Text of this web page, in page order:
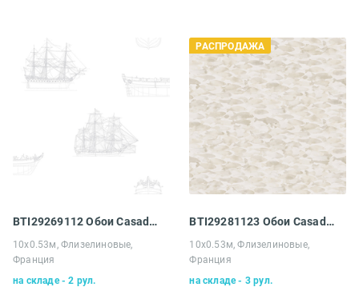
BTI29269112 Обои Casadeco Baltic
10х0.53м, Флизелиновые,
Франция
на складе - 2 рул.
РАСПРОДАЖА
BTI29281123 Обои Casadeco Baltic
10х0.53м, Флизелиновые,
Франция
на складе - 3 рул.